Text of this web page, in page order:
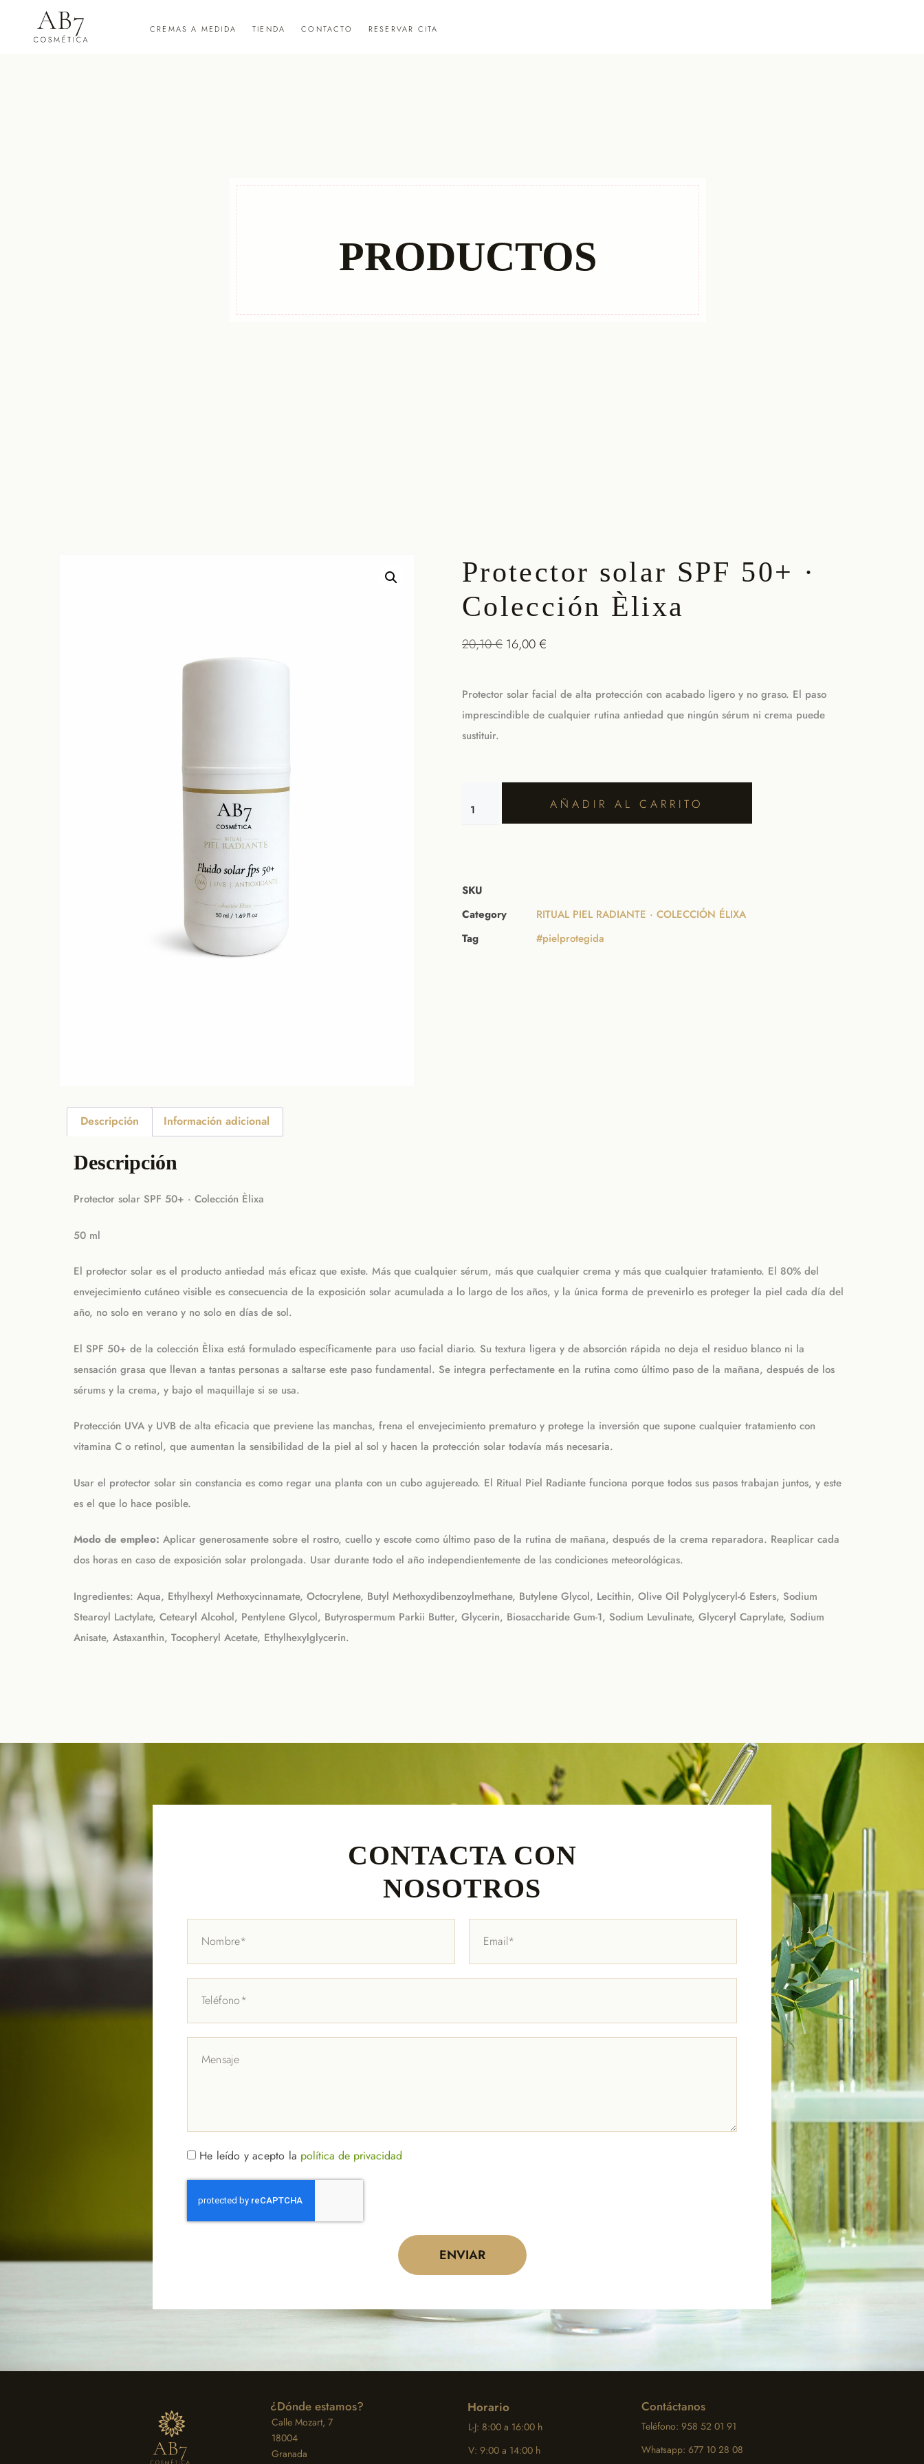
CREMAS A MEDIDA TIENDA CONTACTO RESERVAR CITA
PRODUCTOS
Protector solar SPF 50+ ·
Colección Èlixa
20,10€ 16,00€
Protector solar facial de alta protección con acabado ligero y no graso. El paso
imprescindible de cualquier rutina antiedad que ningún sérum ni crema puede
sustituir.
AÑADIR AL CARRITO
SKU
Category
RITUAL PIEL RADIANTE · COLECCIÓN ÉLIXA
Tag
#pielprotegida
Descripción Información adicional
Descripción
Protector solar SPF 50+ · Colección Èlixa
50 ml
El protector solar es el producto antiedad más eficaz que existe. Más que cualquier sérum, más que cualquier crema y más que cualquier tratamiento. El 80% del
envejecimiento cutáneo visible es consecuencia de la exposición solar acumulada a lo largo de los años, y la única forma de prevenirlo es proteger la piel cada día del
año, no solo en verano y no solo en días de sol.
El SPF 50+ de la colección Èlixa está formulado específicamente para uso facial diario. Su textura ligera y de absorción rápida no deja el residuo blanco ni la
sensación grasa que llevan a tantas personas a saltarse este paso fundamental. Se integra perfectamente en la rutina como último paso de la mañana, después de los
sérums y la crema, y bajo el maquillaje si se usa.
Protección UVA y UVB de alta eficacia que previene las manchas, frena el envejecimiento prematuro y protege la inversión que supone cualquier tratamiento con
vitamina C o retinol, que aumentan la sensibilidad de la piel al sol y hacen la protección solar todavía más necesaria.
Usar el protector solar sin constancia es como regar una planta con un cubo agujereado. El Ritual Piel Radiante funciona porque todos sus pasos trabajan juntos, y este
es el que lo hace posible.
Modo de empleo: Aplicar generosamente sobre el rostro, cuello y escote como último paso de la rutina de mañana, después de la crema reparadora. Reaplicar cada
dos horas en caso de exposición solar prolongada. Usar durante todo el año independientemente de las condiciones meteorológicas.
Ingredientes: Aqua, Ethylhexyl Methoxycinnamate, Octocrylene, Butyl Methoxydibenzoylmethane, Butylene Glycol, Lecithin, Olive Oil Polyglyceryl-6 Esters, Sodium
Stearoyl Lactylate, Cetearyl Alcohol, Pentylene Glycol, Butyrospermum Parkii Butter, Glycerin, Biosaccharide Gum-1, Sodium Levulinate, Glyceryl Caprylate, Sodium
Anisate, Astaxanthin, Tocopheryl Acetate, Ethylhexylglycerin.
CONTACTA CON
NOSOTROS
He leído y acepto la política de privacidad
ENVIAR
¿Dónde estamos?
Calle Mozart, 7
18004
Granada
Horario
L-J: 8:00 a 16:00 h
V: 9:00 a 14:00 h
Contáctanos
Teléfono: 958 52 01 91
Whatsapp: 677 10 28 08